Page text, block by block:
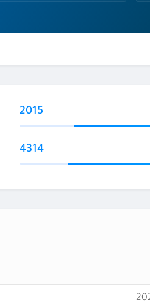
2015
4314